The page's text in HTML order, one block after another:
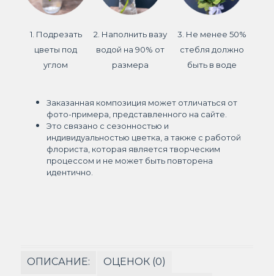
1. Подрезать
цветы под
углом
2. Наполнить вазу
водой на 90% от
размера
3. Не менее 50%
стебля должно
быть в воде
Заказанная композиция может отличаться от
фото-примера, представленного на сайте.
Это связано с сезонностью и
индивидуальностью цветка, а также с работой
флориста, которая является творческим
процессом и не может быть повторена
идентично.
ОПИСАНИЕ:
ОЦЕНОК (0)